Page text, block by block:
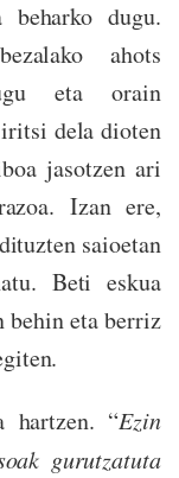
beharko dugu.
ahots
eta orain
iritsi dela dioten
jasotzen ari
Izan ere,
saioetan
Beti eskua
eta berriz
hartzen. “Ezin
gurutzatuta